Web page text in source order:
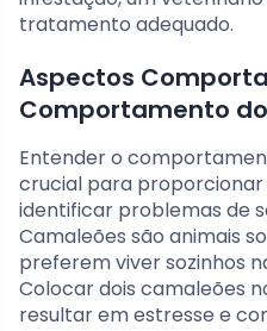
tratamento adequado.
Aspectos
Comportamento do
Entender o
crucial para
identificar problemas de
Camaleões são animais
preferem viver sozinhos
Colocar dois camaleões
resultar em estresse e